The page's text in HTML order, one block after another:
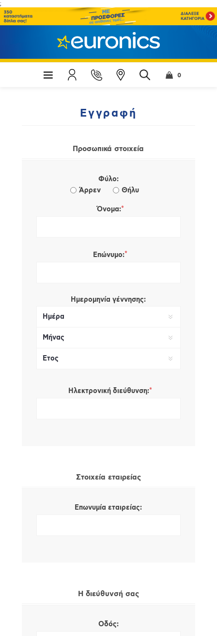
;
0
Εγγραφή
Προσωπικά στοιχεία
Φύλο:
Άρρεν
Θήλυ
Όνομα:*
Επώνυμο:*
Ημερομηνία γέννησης:
Ηλεκτρονική διεύθυνση:*
Στοιχεία εταιρείας
Επωνυμία εταιρείας:
Η διεύθυνσή σας
Οδός: